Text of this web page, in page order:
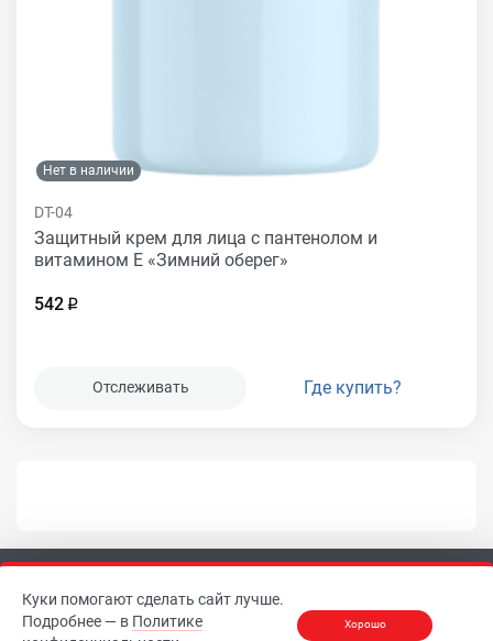
Нет в наличии
DT-04
Защитный крем для лица с пантенолом и
витамином Е «Зимний оберег»
542
Отслеживать Где купить?
Куки помогают сделать сайт лучше.
Подробнее — в Политике
Хорошо